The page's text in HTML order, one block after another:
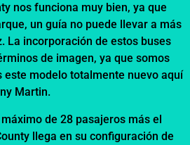
nos funciona muy bien, ya que
un guía no puede llevar a más
La incorporación de estos buses
de imagen, ya que somos
este modelo totalmente nuevo aquí
Martin.
de 28 pasajeros más el
llega en su configuración de